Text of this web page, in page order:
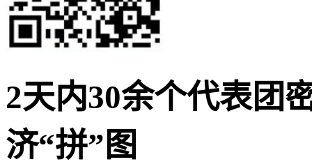
2天内30余个代表团
济“拼”图